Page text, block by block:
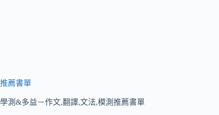
推薦書單
學測&多益－作文,翻譯,文法,模測推薦書單